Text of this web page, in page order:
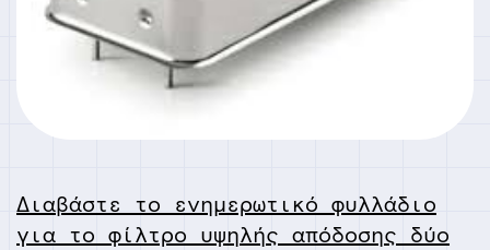
Διαβάστε το ενημερωτικό φυλλάδιο
για το φίλτρο υψηλής απόδοσης δύο